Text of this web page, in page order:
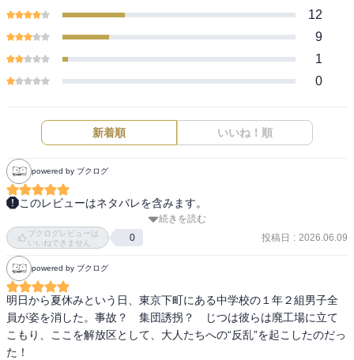
12
9
1
0
新着順 いいね！順
powered by ブクログ
このレビューはネタバレを含みます。
迷路を作るとこがいいです。『右を見ろ、左を見ろ、上を見ろ、バ
カの顔』が面白かったです。他にも『反省する部屋』も面白いで
続きを読む
ブクログレビューは
いいねできません
0 投稿日 : 2026.06.09
powered by ブクログ
明日から夏休みという日、東京下町にある中学校の１年２組男子全
員が姿を消した。事故？　集団誘拐？　じつは彼らは廃工場に立て
こもり、ここを解放区として、大人たちへの“反乱”を起こしたのだっ
た！